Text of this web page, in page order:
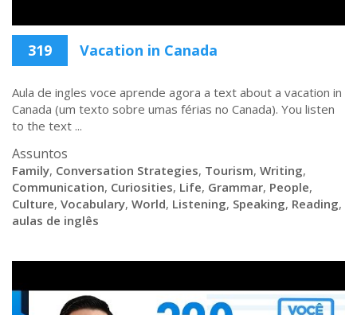
319 Vacation in Canada
Aula de ingles voce aprende agora a text about a vacation in
Canada (um texto sobre umas férias no Canada). You listen
to the text ...
Assuntos
Family, Conversation Strategies, Tourism, Writing,
Communication, Curiosities, Life, Grammar, People,
Culture, Vocabulary, World, Listening, Speaking, Reading,
aulas de inglês